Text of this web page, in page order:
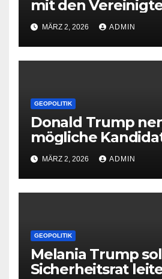
mit den
abMÄRZ 2, 2026 ADMIN
GEOPOLITIK
Donald Trump
mögliche
Irans Führung
MÄRZ 2, 2026 ADMIN
GEOPOLITIK
Melania Trump
Sicherheitsrat